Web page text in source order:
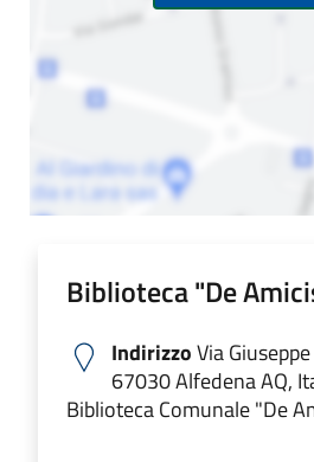
Biblioteca "De
IndirizzoVia
67030 Alfedena AQ,
Biblioteca Comunale "De